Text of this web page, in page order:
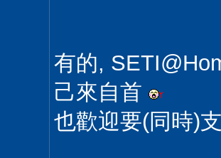
有的,
己來自首
也歡迎要(同時)